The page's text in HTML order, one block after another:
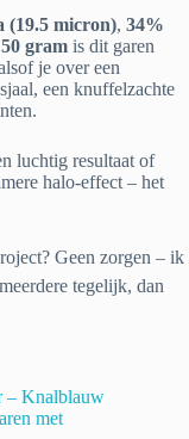
(19.5 micron), 34%
gram is dit garen
je over een
een knuffelzachte
luchtig resultaat of
halo-effect – het
Geen zorgen – ik
tegelijk, dan